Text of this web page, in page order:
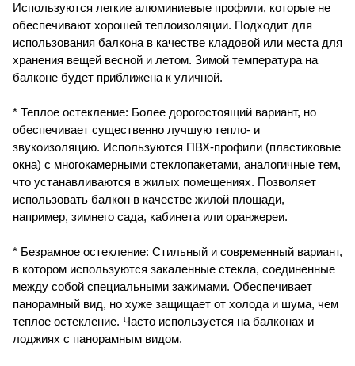
Используются легкие алюминиевые профили, которые не
обеспечивают хорошей теплоизоляции. Подходит для
использования балкона в качестве кладовой или места для
хранения вещей весной и летом. Зимой температура на
балконе будет приближена к уличной.
* Теплое остекление: Более дорогостоящий вариант, но
обеспечивает существенно лучшую тепло- и
звукоизоляцию. Используются ПВХ-профили (пластиковые
окна) с многокамерными стеклопакетами, аналогичные тем,
что устанавливаются в жилых помещениях. Позволяет
использовать балкон в качестве жилой площади,
например, зимнего сада, кабинета или оранжереи.
* Безрамное остекление: Стильный и современный вариант,
в котором используются закаленные стекла, соединенные
между собой специальными зажимами. Обеспечивает
панорамный вид, но хуже защищает от холода и шума, чем
теплое остекление. Часто используется на балконах и
лоджиях с панорамным видом.